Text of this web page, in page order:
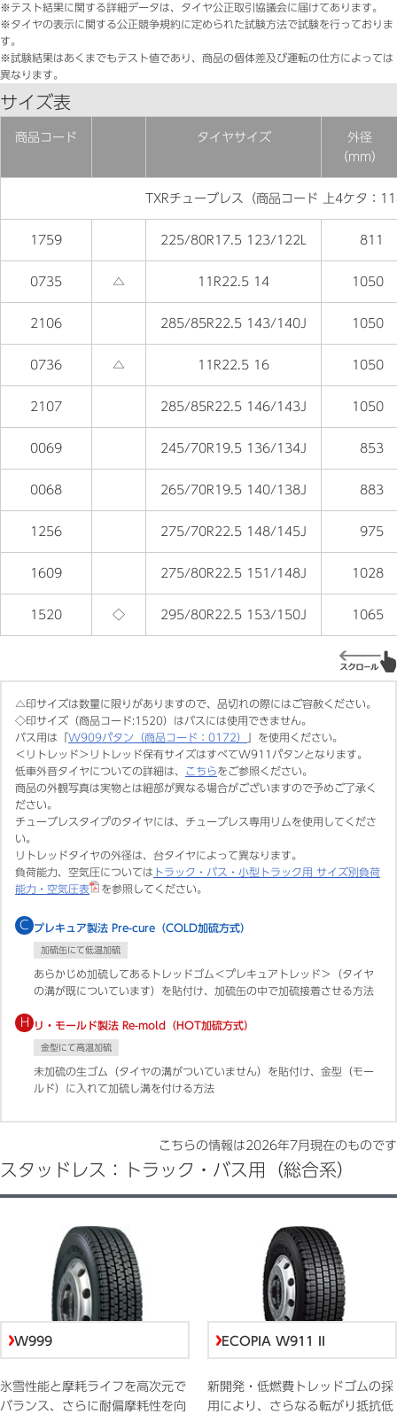
※テスト結果に関する詳細データは、タイヤ公正取引協議会に届けてあります。
※タイヤの表示に関する公正競争規約に定められた試験方法で試験を行っておりま
す。
※試験結果はあくまでもテスト値であり、商品の個体差及び運転の仕方によっては
異なります。
サイズ表
商品コード タイヤサイズ
外径
（mm）
TXRチューブレス（商品コード 上4ケタ：
1759 225/80R17.5 123/122L 811
0735 △ 11R22.5 14 1050
2106 285/85R22.5 143/140J 1050
0736 △ 11R22.5 16 1050
2107 285/85R22.5 146/143J 1050
0069 245/70R19.5 136/134J 853
0068 265/70R19.5 140/138J 883
1256 275/70R22.5 148/145J 975
1609 275/80R22.5 151/148J 1028
1520 ◇ 295/80R22.5 153/150J 1065
△印サイズは数量に限りがありますので、品切れの際にはご容赦ください。
◇印サイズ（商品コード:1520）はバスには使用できません。
バス用は「W909パタン（商品コード：0172）
」を使用ください。
＜リトレッド＞リトレッド保有サイズはすべてW911パタンとなります。
低車外音タイヤについての詳細は、 こちらをご参照ください。
商品の外観写真は実物とは細部が異なる場合がございますので予めご了承く
ださい。
チューブレスタイプのタイヤには、チューブレス専用リムを使用してくださ
い。
リトレッドタイヤの外径は、台タイヤによって異なります。
負荷能力、空気圧については トラック・バス・小型トラック用 サイズ別負荷
能力・空気圧表
を参照してください。
C プレキュア製法 Pre-cure（COLD加硫方式）
加硫缶にて低温加硫
あらかじめ加硫してあるトレッドゴム＜プレキュアトレッド＞（タイヤ
の溝が既についています）を貼付け、加硫缶の中で加硫接着させる方法
H リ・モールド製法 Re-mold（HOT加硫方式）
金型にて高温加硫
未加硫の生ゴム（タイヤの溝がついていません）を貼付け、金型（モー
ルド）に入れて加硫し溝を付ける方法
こちらの情報は2026年7月 現在のものです
スタッドレス：トラック・バス用（総合系）
W999
氷雪性能と摩耗ライフを高次元で
バランス、さらに耐偏摩耗性を向
ECOPIA W911 II
新開発・低燃費トレッドゴムの採
用により、さらなる転がり抵抗低